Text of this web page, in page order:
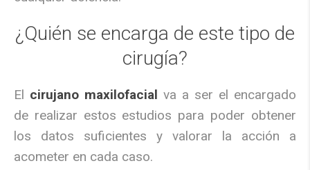
¿Quién se encarga de este tipo de
cirugía?
El cirujano maxilofacial va a ser el encargado
de realizar estos estudios para poder obtener
los datos suficientes y valorar la acción a
acometer en cada caso.